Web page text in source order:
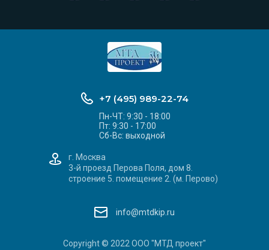
Copyright © 2022 ООО "МТД проект"
+7 (495) 989-22-74
Пн-ЧТ: 9:30 - 18:00
Пт: 9:30 - 17:00
Сб-Вс: выходной
г. Москва
3-й проезд Перова Поля, дом 8.
строение 5. помещение 2. (м. Перово)
info@mtdkip.ru